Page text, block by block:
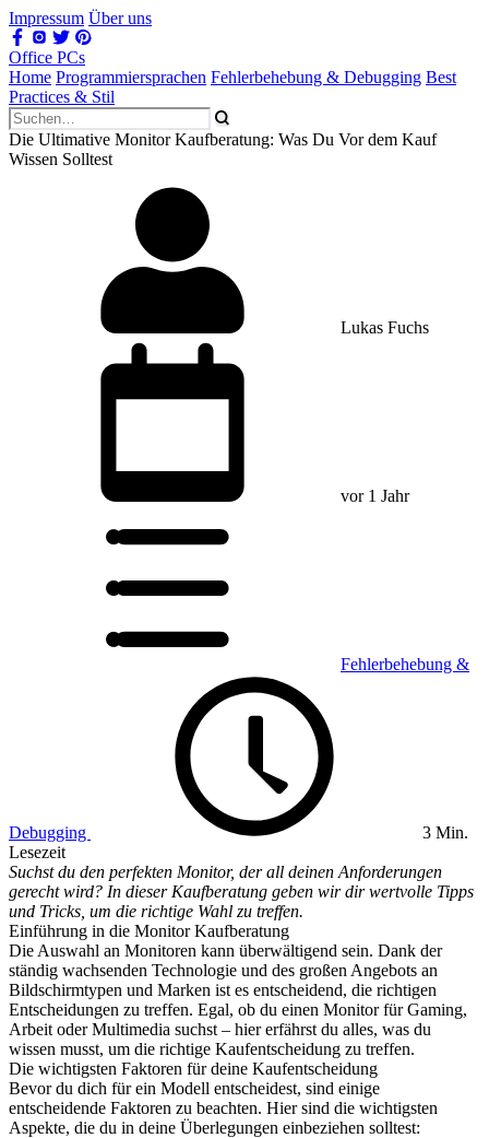
Impressum Über uns
Office PCs
Home Programmiersprachen Fehlerbehebung & Debugging Best
Practices & Stil
Die Ultimative Monitor Kaufberatung: Was Du Vor dem Kauf
Wissen Solltest
Lukas Fuchs
vor 1 Jahr
Fehlerbehebung &
Debugging
3 Min.
Lesezeit
Suchst du den perfekten Monitor, der all deinen Anforderungen
gerecht wird? In dieser Kaufberatung geben wir dir wertvolle Tipps
und Tricks, um die richtige Wahl zu treffen.
Einführung in die Monitor Kaufberatung
Die Auswahl an Monitoren kann überwältigend sein. Dank der
ständig wachsenden Technologie und des großen Angebots an
Bildschirmtypen und Marken ist es entscheidend, die richtigen
Entscheidungen zu treffen. Egal, ob du einen Monitor für Gaming,
Arbeit oder Multimedia suchst – hier erfährst du alles, was du
wissen musst, um die richtige Kaufentscheidung zu treffen.
Die wichtigsten Faktoren für deine Kaufentscheidung
Bevor du dich für ein Modell entscheidest, sind einige
entscheidende Faktoren zu beachten. Hier sind die wichtigsten
Aspekte, die du in deine Überlegungen einbeziehen solltest: